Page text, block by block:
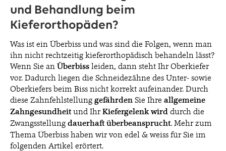
BLOG
KONTAKT & TERMINE
© 2026 EDEL & WEISS. ALLE RECHTE VORBEHALTEN.
und Behandlung beim
Kieferorthopäden?
Was ist ein Überbiss und was sind die Folgen, wenn man
ihn nicht rechtzeitig kieferorthopädisch behandeln lässt?
Wenn Sie an Überbiss leiden, dann steht Ihr Oberkiefer
vor. Dadurch liegen die Schneidezähne des Unter- sowie
Oberkiefers beim Biss nicht korrekt aufeinander. Durch
diese Zahnfehlstellung gefährden Sie Ihre allgemeine
Zahngesundheit und IhrKiefergelenk wird durch die
Zwangsstellung dauerhaft überbeansprucht. Mehr zum
Thema Überbiss haben wir von edel & weiss für Sie im
folgenden Artikel erörtert.